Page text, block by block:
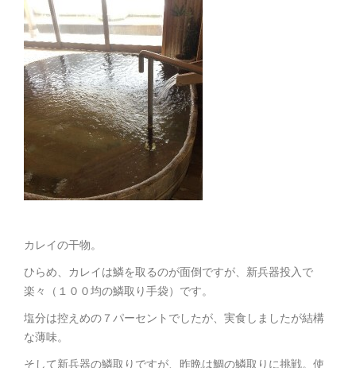
カレイの干物。
ひらめ、カレイは鱗を取るのが面倒ですが、新兵器投入で
楽々（１００均の鱗取り手袋）です。
塩分は控えめの７パーセントでしたが、実食しましたが結構
な薄味。
そして新兵器の鱗取りですが、昨晩は鯛の鱗取りに挑戦。使